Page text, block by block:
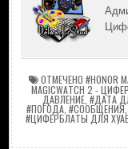
ОТМЕЧЕНО #HONOR
MAGICWATCH 2 -
ДАВЛЕНИЕ, #ДАТА
#ПОГОДА, #СООБЩЕНИЯ,
#ЦИФЕРБЛАТЫ ДЛЯ